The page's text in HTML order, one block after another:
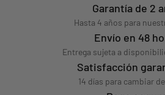
Garantía de 2
Hasta 4 años para
Envío en 48
Entrega sujeta a
Satisfacción
14 días para cambiar